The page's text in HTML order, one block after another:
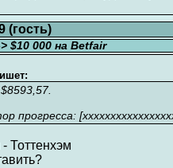
(гость)
$10 000 на Betfair
прогресса:
Тоттенхэм